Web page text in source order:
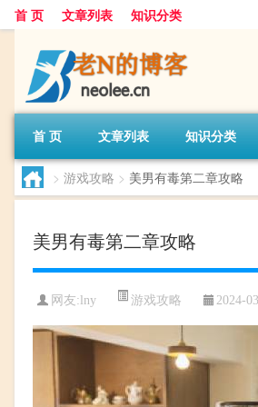
首 页 文章列表 知识分类
首 页 文章列表 知识分类
> 游戏攻略 > 美男有毒第二章攻略
美男有毒第二章攻略
网友: lny 游戏攻略 2024-